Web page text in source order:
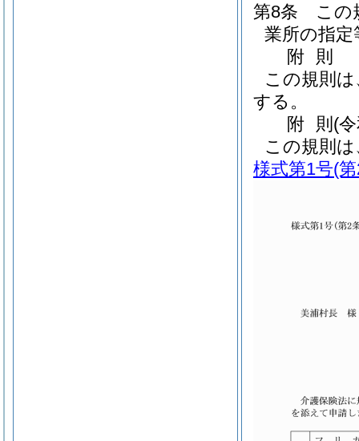
第8条
この
業所の指
附 則
この規則
する。
附 則 (
この規則
様式第1号(